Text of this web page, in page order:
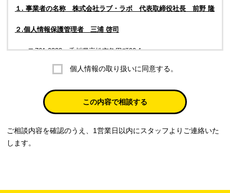
１. 事業者の名称 株式会社ラブ・ラボ 代表取締役社長 前野 隆
２.個人情報保護管理者 三浦 啓司
〒761-0323 香川県高松市亀田町90-1
株式会社ラブ・ラボ
電話：087-847-2000
電子メール：info@rub-lab.com
３. 個人情報（保有個人データを含む）の利用目的
個人情報の取り扱いに同意する。
この内容で相談する
ご相談内容を確認のうえ、1営業日以内にスタッフよりご連絡いた
します。